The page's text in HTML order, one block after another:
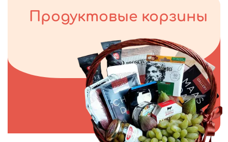
Продуктовые корзины